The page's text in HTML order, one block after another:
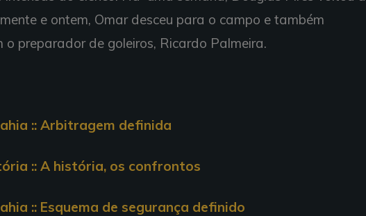
e ontem, Omar desceu para o campo e também
o preparador de goleiros, Ricardo Palmeira.
:: Arbitragem definida
:: A história, os confrontos
:: Esquema de segurança definido